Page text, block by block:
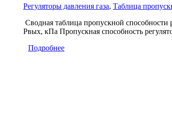
Регуляторы давления газа, Таблица
Сводная таблица пропускной способности
Рвых, кПа Пропускная способность
Подробнее